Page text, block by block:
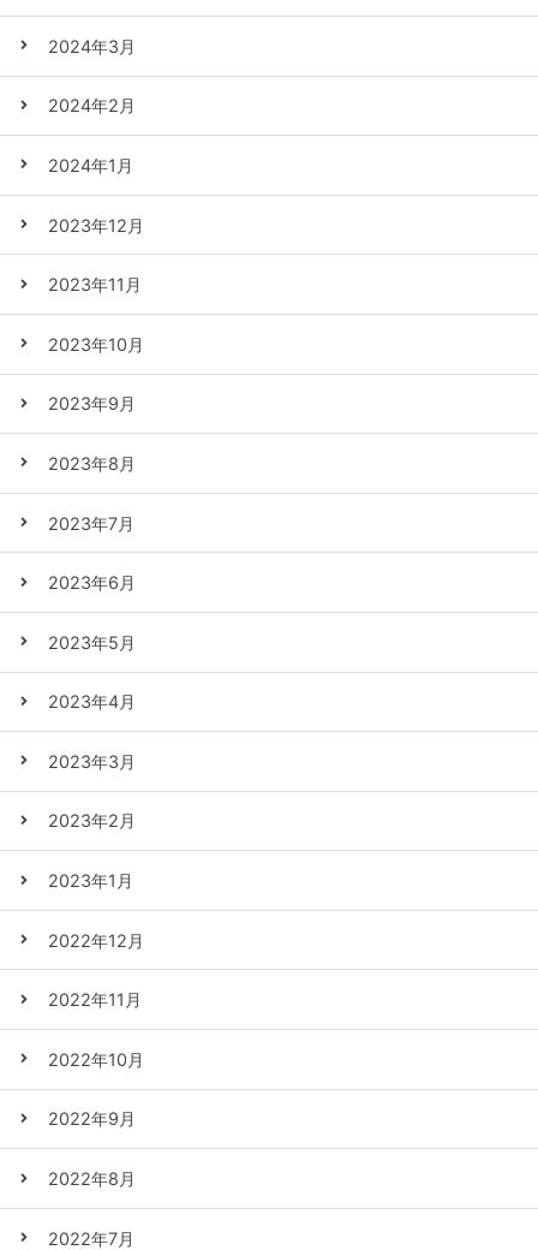
2024年3月
2024年2月
2024年1月
2023年12月
2023年11月
2023年10月
2023年9月
2023年8月
2023年7月
2023年6月
2023年5月
2023年4月
2023年3月
2023年2月
2023年1月
2022年12月
2022年11月
2022年10月
2022年9月
2022年8月
2022年7月